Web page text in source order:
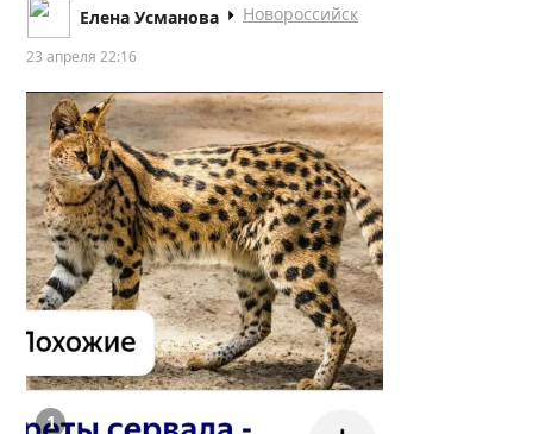
Елена Усманова Новороссийск
23 апреля 22:16
1